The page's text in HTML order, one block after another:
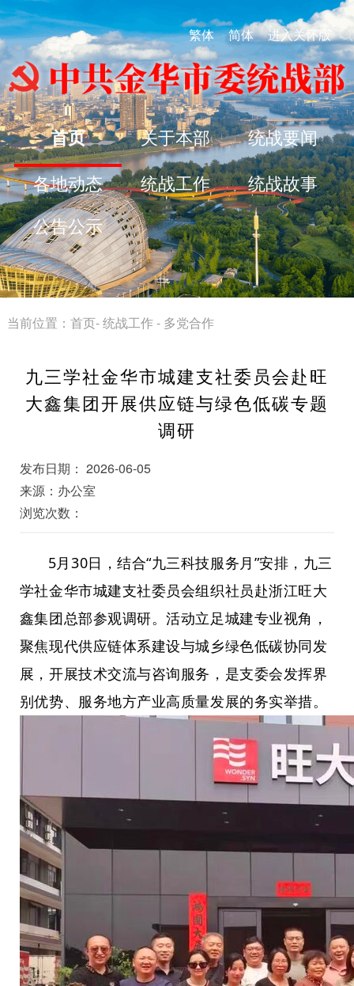
繁体 简体 进入关怀版
首页 关于本部 统战要闻
各地动态 统战工作 统战故事
公告公示
当前位置： 首页-统战工作- 多党合作
九三学社金华市城建支社委员会赴旺
大鑫集团开展供应链与绿色低碳专题
调研
发布日期： 2026-06-05
来源：办公室
浏览次数：
5月30日，结合“九三科技服务月”安排，九三
学社金华市城建支社委员会组织社员赴浙江旺大
鑫集团总部参观调研。活动立足城建专业视角，
聚焦现代供应链体系建设与城乡绿色低碳协同发
展，开展技术交流与咨询服务，是支委会发挥界
别优势、服务地方产业高质量发展的务实举措。